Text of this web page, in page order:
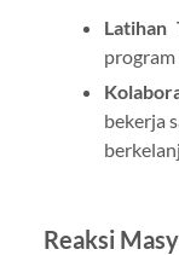
Latihan
bekerja
Reaksi